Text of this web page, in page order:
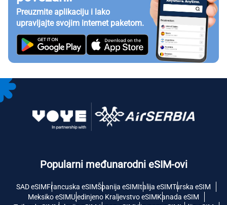
Preuzmite aplikaciju i lako
upravljajte svojim internet paketom.
Popularni međunarodni eSIM-ovi
SAD eSIMFrancuska eSIMŠpanija eSIMItalija eSIMTurska eSIM
Meksiko eSIMUjedinjeno Kraljevstvo eSIMKanada eSIM